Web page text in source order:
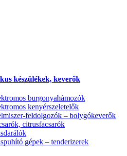
készülékek, keverők
burgonyahámozók
kenyérszeletelők
feldolgozók – bolygókeverők
citrusfacsarók
gépek – tenderizerek